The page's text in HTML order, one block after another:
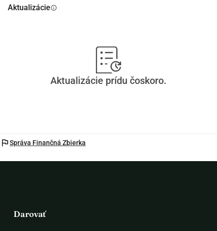
Aktualizácieinfo
Aktualizácie prídu čoskoro.
flagSpráva Finančná Zbierka
Darovať